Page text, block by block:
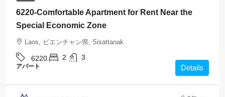
6220-Comfortable Apartment for Rent Near the
Special Economic Zone
Laos, ビエンチャン県, Sisattanak
6220 2 3
アパート Details